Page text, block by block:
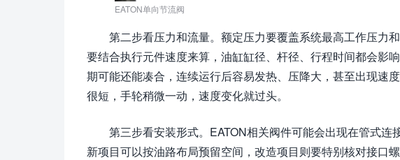
EATON单向节流阀
第二步看压力和流量。额定压力要覆盖系统最高工作压力
要结合执行元件速度来算，油缸缸径、杆径、行程时间都会影
期可能还能凑合，连续运行后容易发热、压降大，甚至出现速
很短，手轮稍微一动，速度变化就过头。
第三步看安装形式。EATON相关阀件可能会出现在管式连
新项目可以按油路布局预留空间，改造项目则要特别核对接口